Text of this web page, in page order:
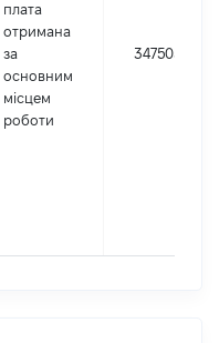
плата
отримана
за
основним
місцем
роботи
347505